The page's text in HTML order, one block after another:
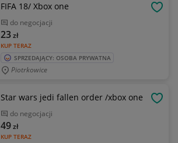
FIFA 18/ Xbox one
do negocjacji
KUP TERAZ
23zł
SPRZEDAJĄCY: OSOBA PRYWATNA
Piotrkowice
Star wars jedi fallen order /xbox one
do negocjacji
KUP TERAZ
49zł